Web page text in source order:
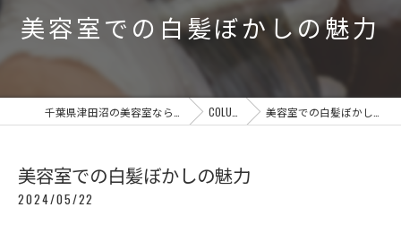
美容室での白髪ぼかしの魅力
COLUMN 美容室での白髪ぼかしの魅力
美容室での白髪ぼかしの魅力
2024/05/22